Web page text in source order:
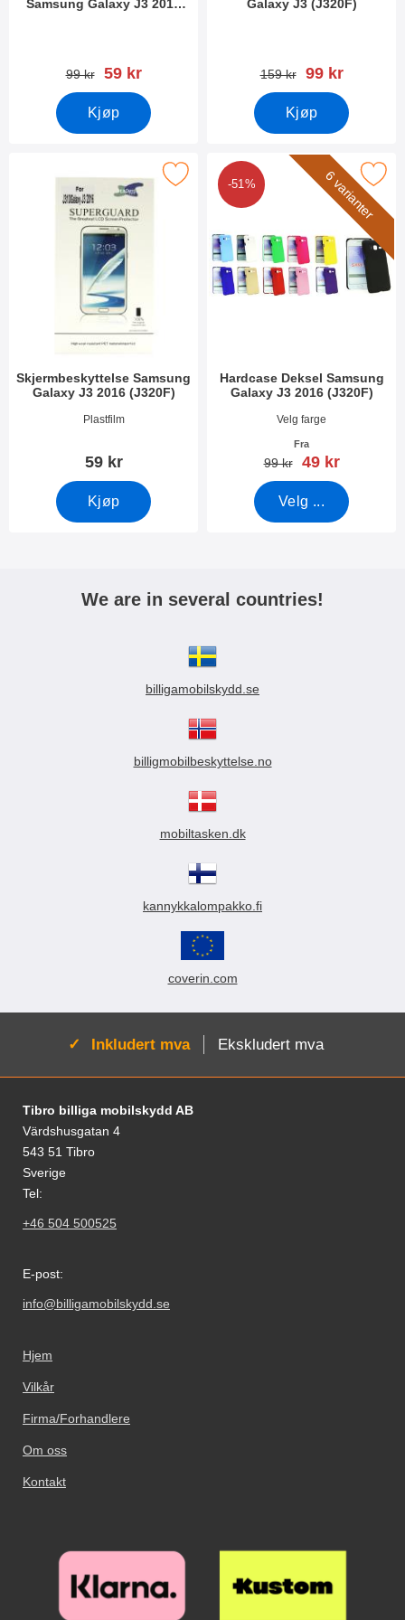
Samsung Galaxy J3 2016
gammel pris
99 kr ny pris
59 kr
Kjøp
Galaxy J3 (J320F)
gammel pris
159 kr ny pris
99 kr
Kjøp
Skjermbeskyttelse Samsung
Galaxy J3 2016 (J320F)
Varenummer 18953
Plastfilm
59 kr
Kjøp
Samsung Galaxy J3 2016 (J320F) som favoritt
6 varianter
-51%
Hardcase Deksel Samsung
Galaxy J3 2016 (J320F)
Varenummer 18951
Velg farge
Fra
gammel pris
99 kr ny pris
49 kr
Velg ...
Merk hardcase Deksel Samsung
We are in several countries!
billigamobilskydd.se
billigmobilbeskyttelse.no
mobiltasken.dk
kannykkalompakko.fi
coverin.com
Aktiv:
Inkludert mva Ekskludert mva
Footer-innhold Blandet informasjon og
Tibro billiga mobilskydd AB
Värdshusgatan 4
543 51 Tibro
Sverige
Tel:
+46 504 500525
E-post:
info@billigamobilskydd.se
Hjem
Vilkår
Firma/Forhandlere
Om oss
Kontakt